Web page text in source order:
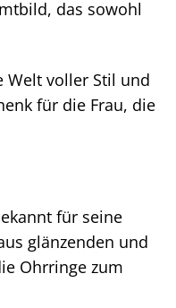
das sowohl
Welt voller Stil und
für die Frau, die
für seine
glänzenden und
Ohrringe zum